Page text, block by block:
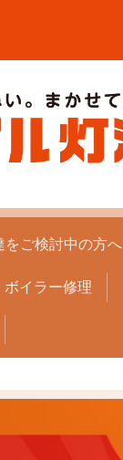
をご検討中の方へ
ボイラー修理